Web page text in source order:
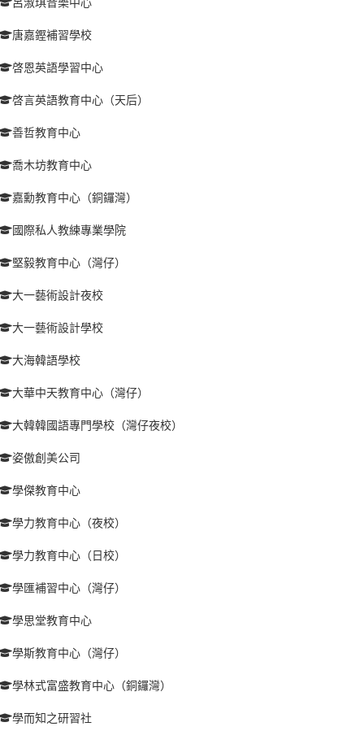
唐嘉鏗補習學校
啓恩英語學習中心
啓言英語教育中心（天后）
善哲教育中心
喬木坊教育中心
嘉勳教育中心（銅鑼灣）
國際私人教練專業學院
堅毅教育中心（灣仔）
大一藝術設計夜校
大一藝術設計學校
大海韓語學校
大華中天教育中心（灣仔）
大韓韓國語專門學校（灣仔夜校）
姿傲創美公司
學傑教育中心
學力教育中心（夜校）
學力教育中心（日校）
學匯補習中心（灣仔）
學思堂教育中心
學斯教育中心（灣仔）
學林式富盛教育中心（銅鑼灣）
學而知之研習社